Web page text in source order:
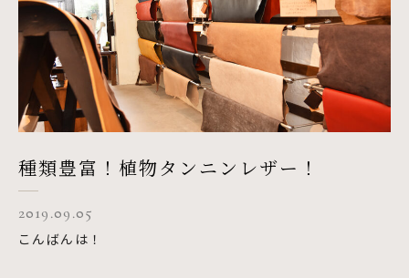
種類豊富！植物タンニンレザー！
2019.09.05
こんばんは！